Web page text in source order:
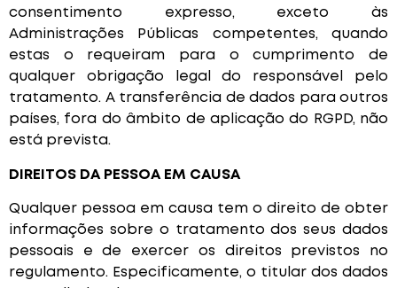
consentimento expresso, exceto às
Administrações Públicas competentes, quando
estas o requeiram para o cumprimento de
qualquer obrigação legal do responsável pelo
tratamento. A transferência de dados para outros
países, fora do âmbito de aplicação do RGPD, não
está prevista.
DIREITOS DA PESSOA EM CAUSA
Qualquer pessoa em causa tem o direito de obter
informações sobre o tratamento dos seus dados
pessoais e de exercer os direitos previstos no
regulamento. Especificamente, o titular dos dados